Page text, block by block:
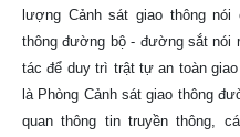
lượng Cảnh sát giao thông nói
thông đường bộ - đường sắt nói
tác để duy trì trật tự an toàn
là Phòng Cảnh sát giao thông
quan thông tin truyền thông,